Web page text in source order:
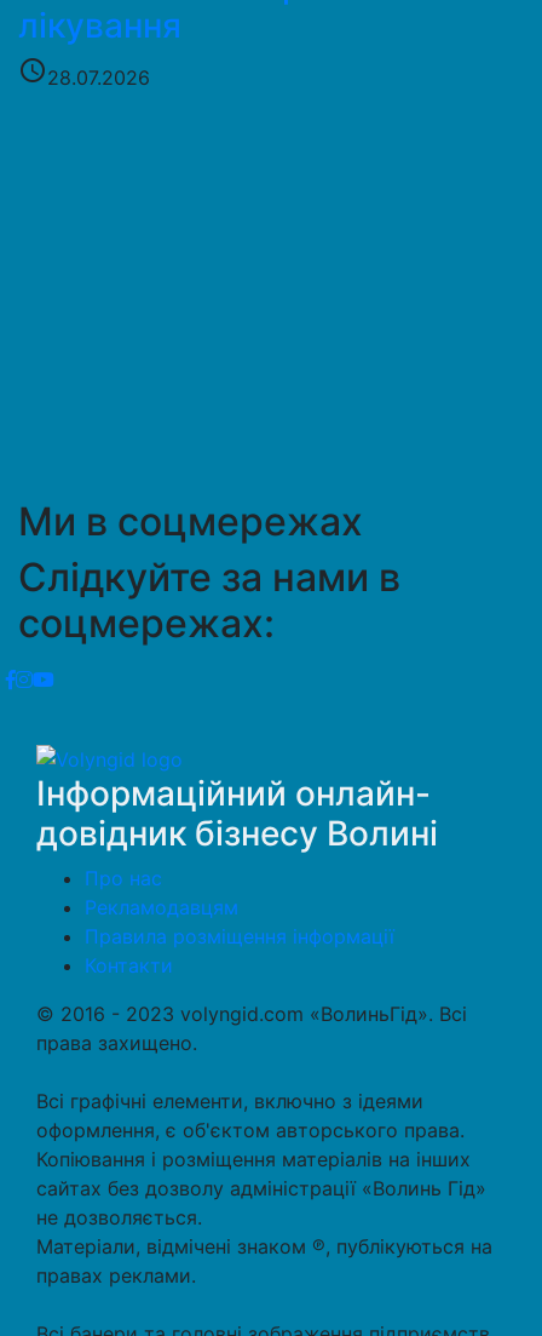
лікування
access_time28.07.2026
Ми в соцмережах
Слідкуйте за нами в
соцмережах:
Інформаційний онлайн-
довідник бізнесу Волині
Про нас
Рекламодавцям
Правила розміщення інформації
Контакти
© 2016 - 2023 volyngid.com «ВолиньГід». Всі
права захищено.
Всі графічні елементи, включно з ідеями
оформлення, є об'єктом авторського права.
Копіювання і розміщення матеріалів на інших
сайтах без дозволу адміністрації «Волинь Гід»
не дозволяється.
Матеріали, відмічені знаком ℗, публікуються на
правах реклами.